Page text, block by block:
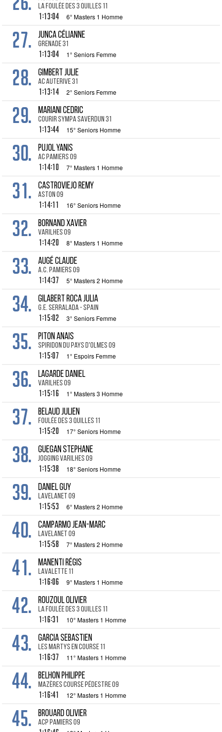
la Foulée des 3 Quilles 11
1:13:04 6° Masters 1 Homme
27. JUNCA Célianne
Grenade 31
1:13:04 1° Seniors Femme
28. GIMBERT Julie
AC Auterive 31
1:13:14 2° Seniors Femme
29. MARIANI Cedric
Courir Sympa Saverdun 31
1:13:44 15° Seniors Homme
30. PUJOL Yanis
AC PAMIERS 09
1:14:10 7° Masters 1 Homme
31. CASTROVIEJO Remy
Aston 09
1:14:11 16° Seniors Homme
32. BORNAND Xavier
Varilhes 09
1:14:20 8° Masters 1 Homme
33. AUGÉ Claude
A.C. Pamiers 09
1:14:37 5° Masters 2 Homme
34. GILABERT ROCA Julia
G.E. Serralada - Spain
1:15:02 3° Seniors Femme
35. PITON Anais
Spiridon du Pays d'Olmes 09
1:15:07 1° Espoirs Femme
36. LAGARDE Daniel
Varilhes 09
1:15:16 1° Masters 3 Homme
37. BELAUD Julien
Foulée des 3 Quilles 11
1:15:20 17° Seniors Homme
38. GUEGAN Stephane
Jogging Varilhes 09
1:15:38 18° Seniors Homme
39. DANIEL Guy
Lavelanet 09
1:15:53 6° Masters 2 Homme
40. CAMPARMO Jean-Marc
Lavelanet 09
1:15:58 7° Masters 2 Homme
41. MANENTI Régis
Lavalette 11
1:16:06 9° Masters 1 Homme
42. ROUZOUL Olivier
la Foulée des 3 Quilles 11
1:16:31 10° Masters 1 Homme
43. GARCIA Sebastien
Les Martys en Course 11
1:16:37 11° Masters 1 Homme
44. BELHON Philippe
Mazères Course Pédestre 09
1:16:41 12° Masters 1 Homme
45. BROUARD Olivier
ACP Pamiers 09